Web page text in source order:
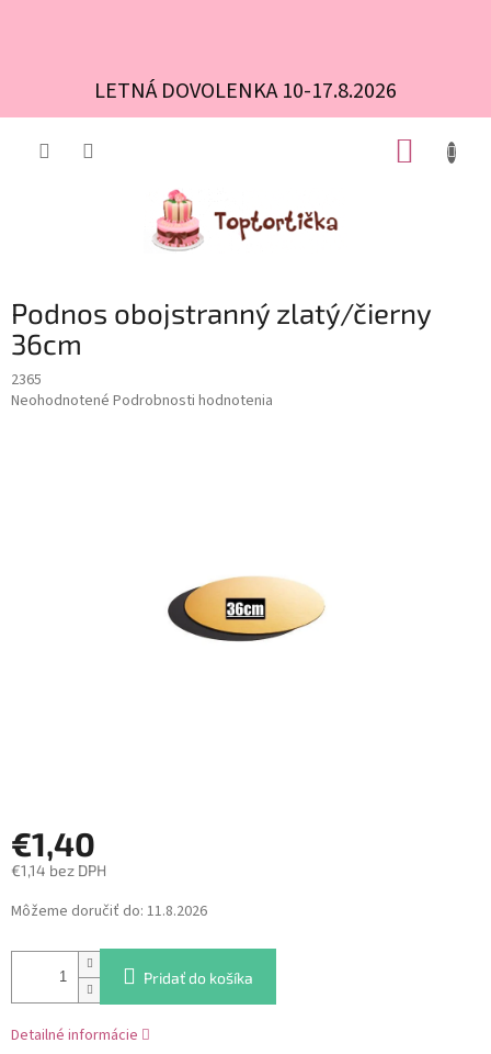
LETNÁ DOVOLENKA 10-17.8.2026
Podnos obojstranný zlatý/čierny
36cm
2365
Priemerné
Neohodnotené Podrobnosti hodnotenia
€1,40
€1,14 bez DPH
Jednotková
cena:
Môžeme doručiť do: 11.8.2026
Pridať do košíka
Detailné informácie